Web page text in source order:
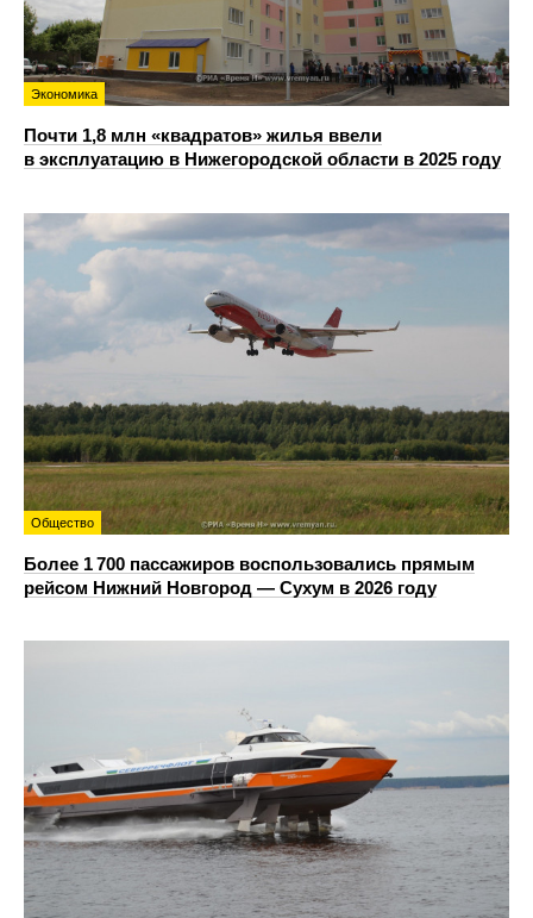
Экономика
Почти 1,8 млн «квадратов» жилья ввели
в эксплуатацию в Нижегородской области в 2025 году
Общество
Более 1 700 пассажиров воспользовались прямым
рейсом Нижний Новгород — Сухум в 2026 году